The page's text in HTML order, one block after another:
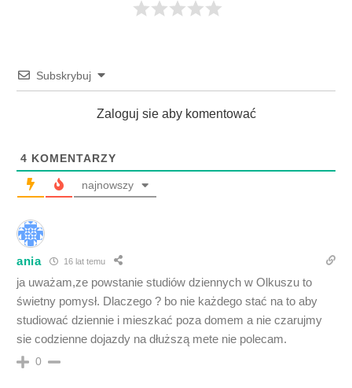
Subskrybuj
Zaloguj sie aby komentować
4 KOMENTARZY
najnowszy
ania 16 lat temu
ja uważam,ze powstanie studiów dziennych w Olkuszu to
świetny pomysł. Dlaczego ? bo nie każdego stać na to aby
studiować dziennie i mieszkać poza domem a nie czarujmy
sie codzienne dojazdy na dłuższą mete nie polecam.
0